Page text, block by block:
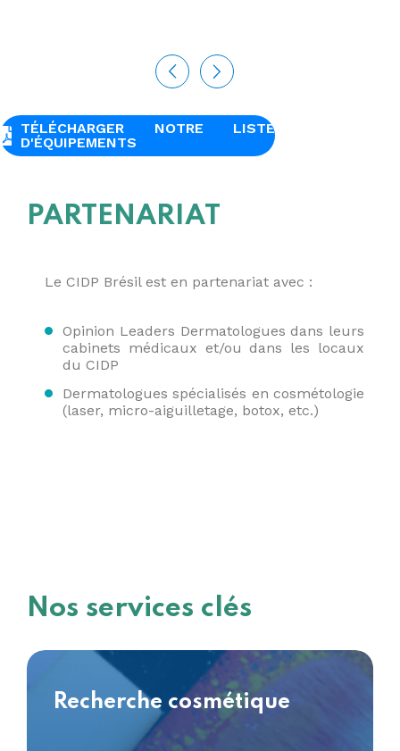
TÉLÉCHARGER NOTRE LISTE
D'ÉQUIPEMENTS
PARTENARIAT
Le CIDP Brésil est en partenariat avec :
Opinion Leaders Dermatologues dans leurs
cabinets médicaux et/ou dans les locaux
du CIDP
Dermatologues spécialisés en cosmétologie
(laser, micro-aiguilletage, botox, etc.)
Nos services clés
Recherche cosmétique